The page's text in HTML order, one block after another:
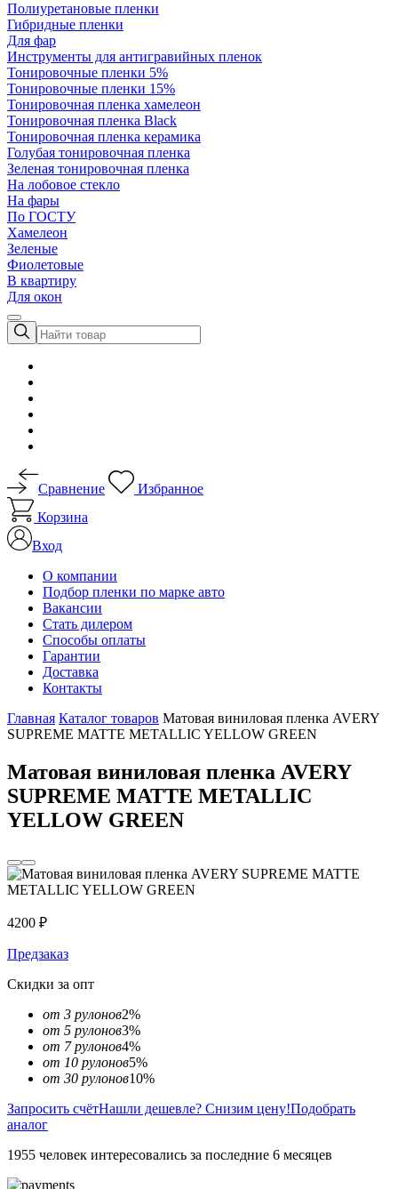
Полиуретановые пленки
Гибридные пленки
Для фар
Инструменты для антигравийных пленок
Тонировочные пленки 5%
Тонировочные пленки 15%
Тонировочная пленка хамелеон
Тонировочная пленка Black
Тонировочная пленка керамика
Голубая тонировочная пленка
Зеленая тонировочная пленка
На лобовое стекло
На фары
По ГОСТУ
Хамелеон
Зеленые
Фиолетовые
В квартиру
Для окон
Сравнение
Избранное
Корзина
Вход
О компании
Подбор пленки по марке авто
Вакансии
Стать дилером
Способы оплаты
Гарантии
Доставка
Контакты
Главная Каталог товаров Матовая виниловая пленка AVERY
SUPREME MATTE METALLIC YELLOW GREEN
Матовая виниловая пленка AVERY
SUPREME MATTE METALLIC
YELLOW GREEN
4200 ₽
Предзаказ
Скидки за опт
от 3 рулонов2%
от 5 рулонов3%
от 7 рулонов4%
от 10 рулонов5%
от 30 рулонов10%
Запросить счётНашли дешевле? Снизим цену!Подобрать
аналог
1955 человек интересовались за последние 6 месяцев